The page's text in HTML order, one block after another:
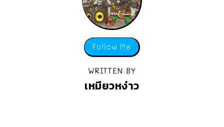
Follow Me
WRITTEN BY
เหมียวหง่าว